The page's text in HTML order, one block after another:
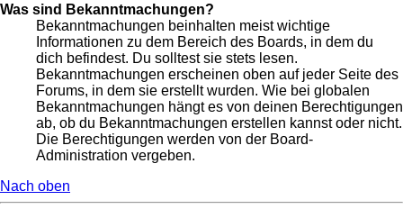
Was sind Bekanntmachungen?
Bekanntmachungen beinhalten meist wichtige
Informationen zu dem Bereich des Boards, in dem du
dich befindest. Du solltest sie stets lesen.
Bekanntmachungen erscheinen oben auf jeder Seite des
Forums, in dem sie erstellt wurden. Wie bei globalen
Bekanntmachungen hängt es von deinen Berechtigungen
ab, ob du Bekanntmachungen erstellen kannst oder nicht.
Die Berechtigungen werden von der Board-
Administration vergeben.
Nach oben